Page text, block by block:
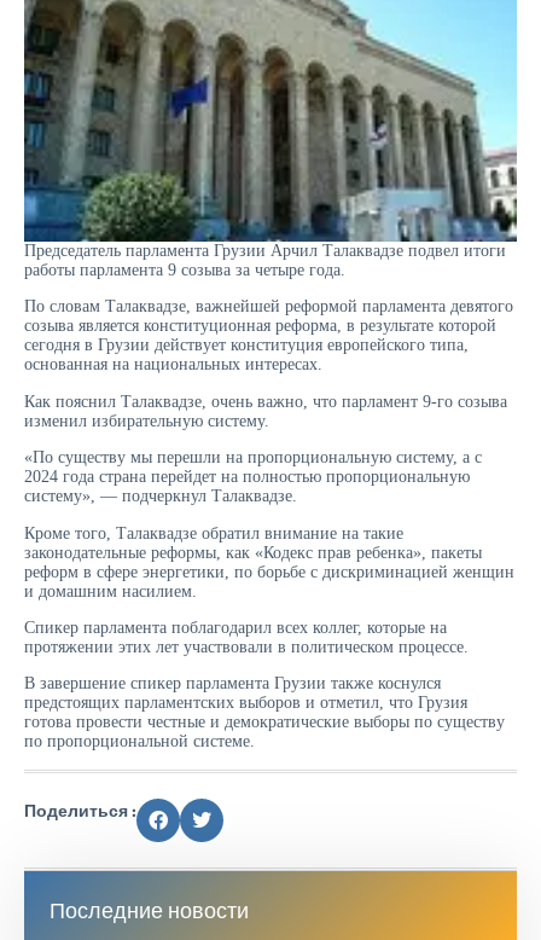
Председатель парламента Грузии Арчил Талаквадзе подвел итоги
работы парламента 9 созыва за четыре года.
По словам Талаквадзе, важнейшей реформой парламента девятого
созыва является конституционная реформа, в результате которой
сегодня в Грузии действует конституция европейского типа,
основанная на национальных интересах.
Как пояснил Талаквадзе, очень важно, что парламент 9-го созыва
изменил избирательную систему.
«По существу мы перешли на пропорциональную систему, а с
2024 года страна перейдет на полностью пропорциональную
систему», — подчеркнул Талаквадзе.
Кроме того, Талаквадзе обратил внимание на такие
законодательные реформы, как «Кодекс прав ребенка», пакеты
реформ в сфере энергетики, по борьбе с дискриминацией женщин
и домашним насилием.
Спикер парламента поблагодарил всех коллег, которые на
протяжении этих лет участвовали в политическом процессе.
В завершение спикер парламента Грузии также коснулся
предстоящих парламентских выборов и отметил, что Грузия
готова провести честные и демократические выборы по существу
по пропорциональной системе.
Поделиться :
Последние новости